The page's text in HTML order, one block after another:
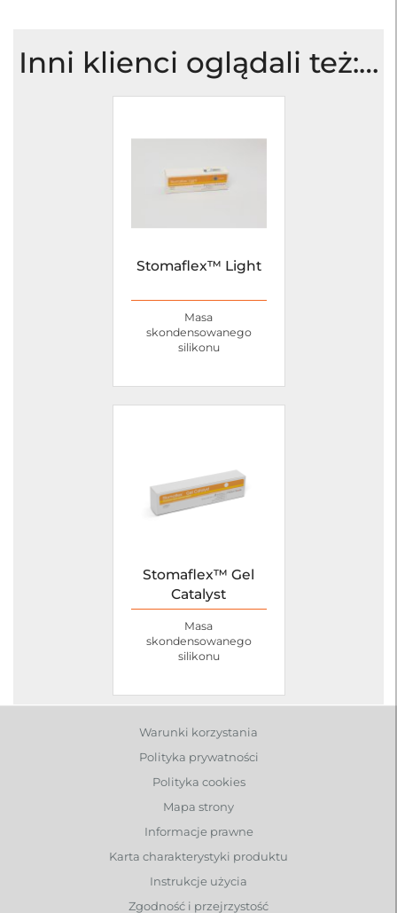
Inni klienci oglądali też:…
Stomaflex™ Light
Masa
skondensowanego
silikonu
Stomaflex™ Gel
Catalyst
Masa
skondensowanego
silikonu
Warunki korzystania
Polityka prywatności
Polityka cookies
Mapa strony
Informacje prawne
Karta charakterystyki produktu
Instrukcje użycia
Zgodność i przejrzystość